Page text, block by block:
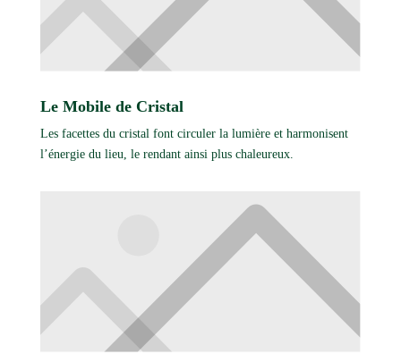
Le Mobile de Cristal
Les facettes du cristal font circuler la lumière et harmonisent
l’énergie du lieu, le rendant ainsi plus chaleureux.